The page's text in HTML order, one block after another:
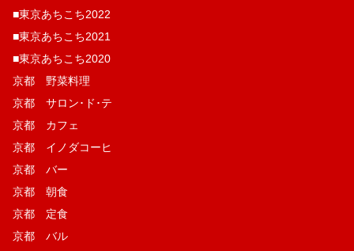
■東京あちこち2022
■東京あちこち2021
■東京あちこち2020
京都 野菜料理
京都 サロン･ド･テ
京都 カフェ
京都 イノダコーヒ
京都 バー
京都 朝食
京都 定食
京都 バル